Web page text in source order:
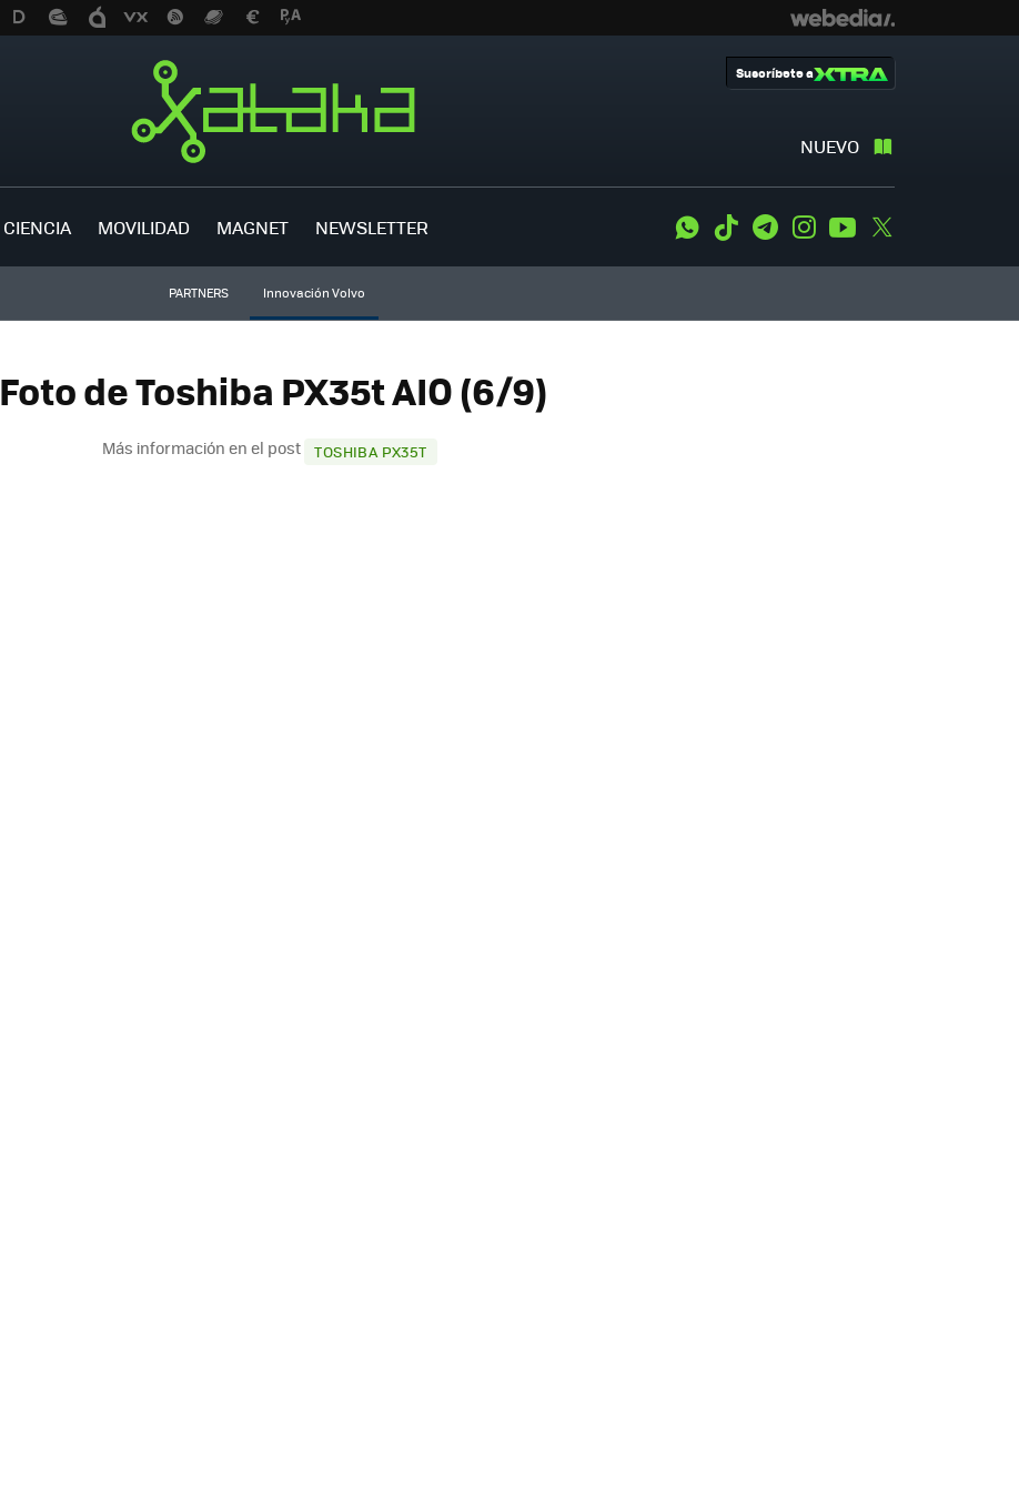
NUEVO
Suscríbete a
CIENCIA MOVILIDAD MAGNET NEWSLETTER WhatsApp
Tiktok TelegramInstagramYoutube
PARTNERS Innovación Volvo
Foto de Toshiba PX35t AIO (6/9)
Más información en el post TOSHIBA PX35T